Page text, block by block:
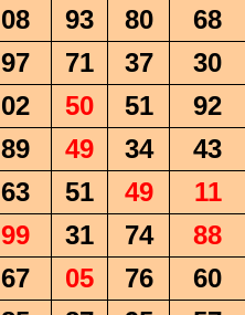
08 93 80
68
97 71 37
30
02 50 51
92
89 49 34
43
63 51 49
11
99 31 74
88
67 05 76
60